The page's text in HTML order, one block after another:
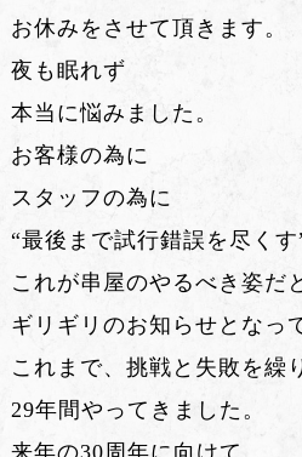
お休みをさせて頂きます。
夜も眠れず
本当に悩みました。
お客様の為に
スタッフの為に
“最後まで試行錯誤を尽くす
これが串屋のやるべき姿だ
ギリギリのお知らせとなっ
これまで、挑戦と失敗を繰
29年間やってきました。